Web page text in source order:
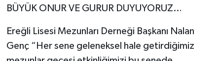
BÜYÜK ONUR VE GURUR DUYUYORUZ…
Ereğli Lisesi Mezunları Derneği Başkanı Nalan
Genç “Her sene geleneksel hale getirdiğimiz